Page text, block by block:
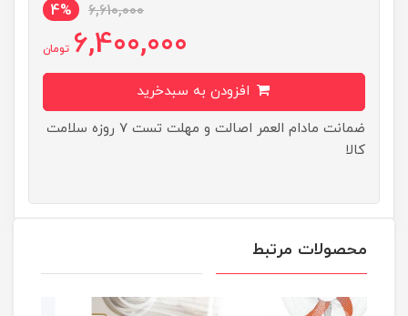
6,610,000
4%
6,400,000 تومان
ضمانت مادام العمر اصالت و مهلت تست ۷ روزه سلامت
کالا
محصولات مرتبط